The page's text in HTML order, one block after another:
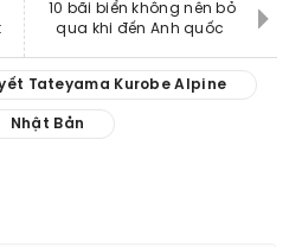
10 bãi biển không nên bỏ
qua khi đến Anh quốc
Tateyama Kurobe Alpine
Nhật Bản